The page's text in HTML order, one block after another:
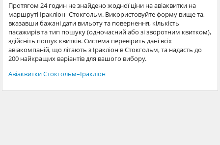
Протягом 24 годин не знайдено жодної ціни на авіаквитки на
маршруті Іракліон–Стокгольм. Використовуйте форму вище та,
вказавши бажані дати вильоту та повернення, кількість
пасажирів та тип пошуку (одночасний або зі зворотним квитком),
здійсніть пошук квитків. Система перевірить дані всіх
авіакомпаній, що літають з Іракліон в Стокгольм, та надасть до
200 найкращих варіантів для вашого вибору.
Авіаквитки Стокгольм–Іракліон